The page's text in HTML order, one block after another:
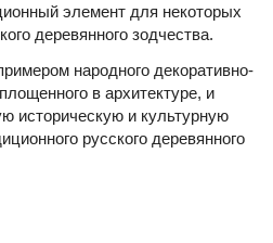
элемент для некоторых
деревянного зодчества.
народного декоративно-
в архитектуре, и
историческую и культурную
русского деревянного